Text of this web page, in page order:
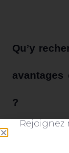
Qu’y
?
Une bonne
Rejoignez